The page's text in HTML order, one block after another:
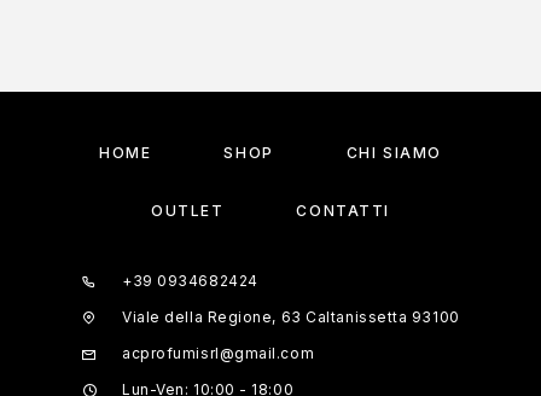
HOME SHOP CHI SIAMO
OUTLET CONTATTI
+39 0934682424
Viale della Regione, 63 Caltanissetta 93100
acprofumisrl@gmail.com
Lun-Ven: 10:00 - 18:00